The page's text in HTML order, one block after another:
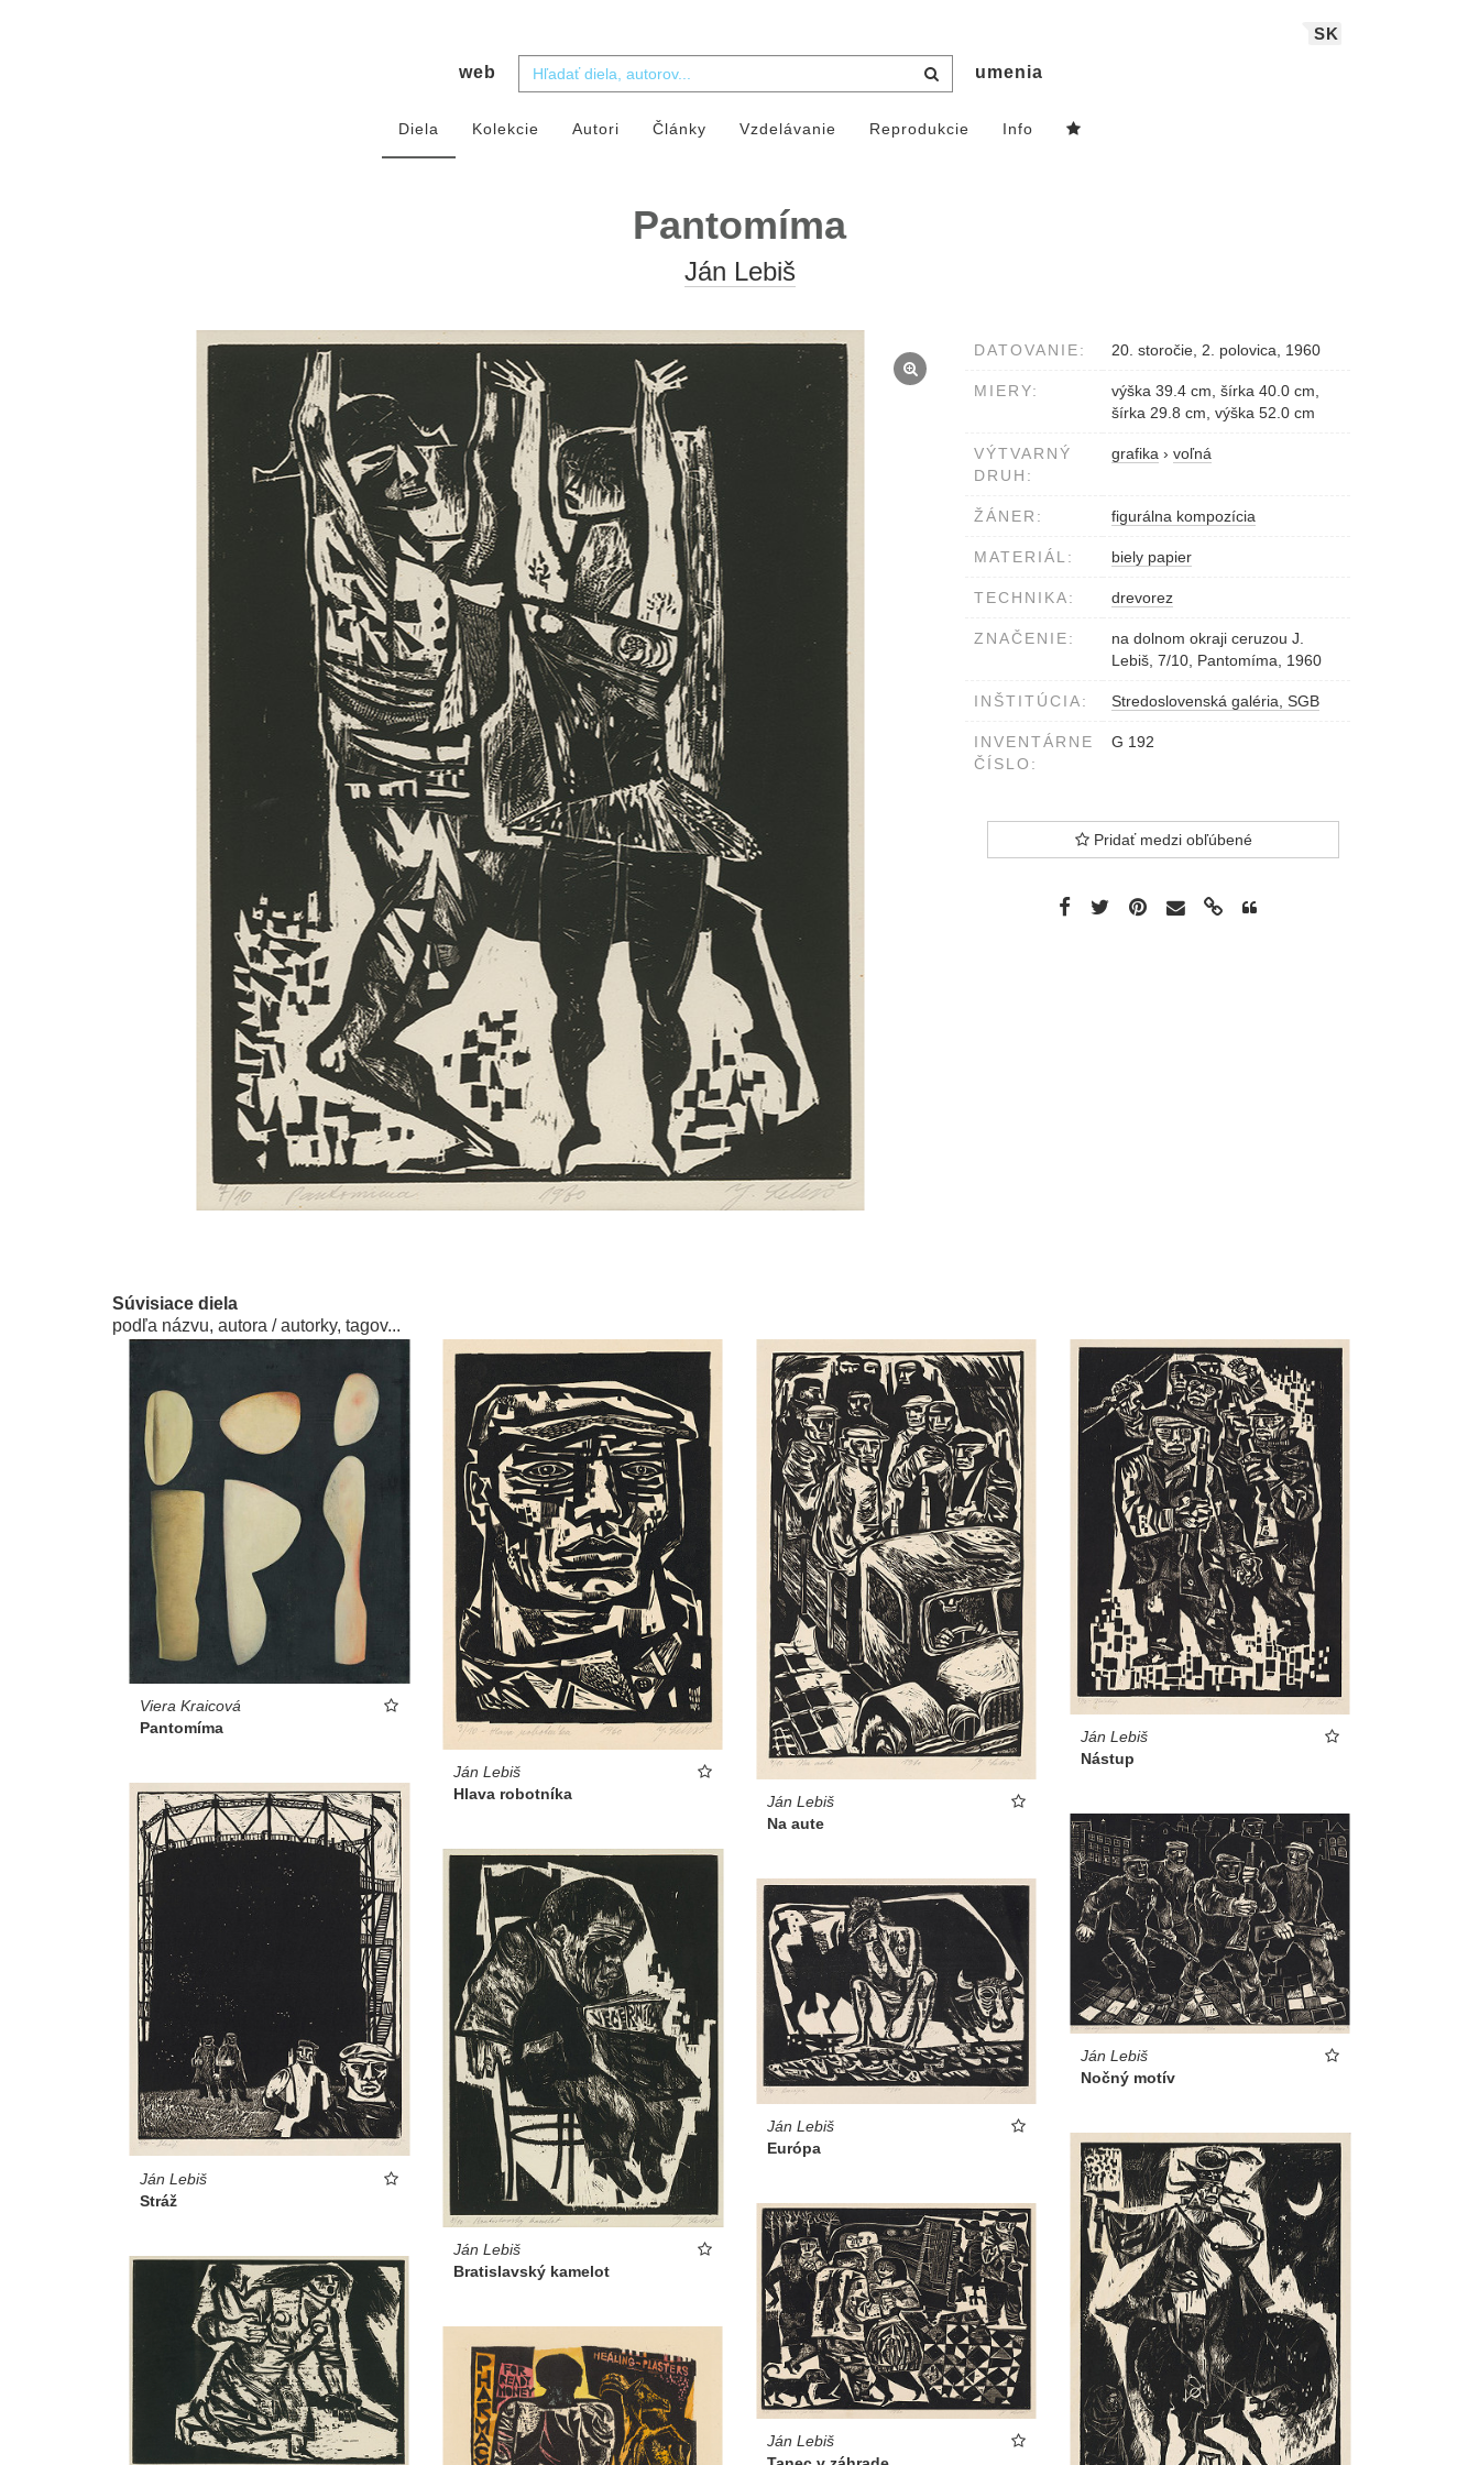
SK
web umenia
Diela Kolekcie Autori Články Vzdelávanie Reprodukcie Info
Pantomíma
Ján Lebiš
DATOVANIE: 20. storočie, 2. polovica, 1960
MIERY:
výška 39.4 cm, šírka 40.0 cm,
šírka 29.8 cm, výška 52.0 cm
VÝTVARNÝ
DRUH:
grafika › voľná
ŽÁNER: figurálna kompozícia
MATERIÁL: biely papier
TECHNIKA: drevorez
ZNAČENIE:
na dolnom okraji ceruzou J.
Lebiš, 7/10, Pantomíma, 1960
INŠTITÚCIA: Stredoslovenská galéria, SGB
INVENTÁRNE
ČÍSLO:
G 192
Pridať medzi obľúbené
Súvisiace diela
podľa názvu, autora / autorky, tagov...
Viera Kraicová
Pantomíma
Ján Lebiš
Hlava robotníka
Ján Lebiš
Na aute
Ján Lebiš
Nástup
Ján Lebiš
Stráž
Ján Lebiš
Nočný motív
Ján Lebiš
Bratislavský kamelot
Ján Lebiš
Európa
Ján Lebiš